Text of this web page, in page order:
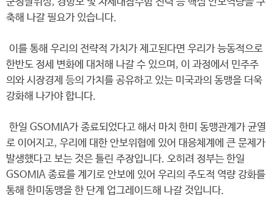
축해 나갈 필요가 있습니다.
이를 통해 우리의 전략적 가치가 제고된다면 우리가 능동적으로
한반도 정세 변화에 대처해 나갈 수 있으며, 이 과정에서 민주주
의와 시장경제 등의 가치를 공유하고 있는 미국과의 동맹을 더욱
강화해 나가야 합니다.
한일 GSOMIA가 종료되었다고 해서 마치 한미 동맹관계가 균열
로 이어지고, 우리에 대한 안보위협에 있어 대응체계에 큰 문제가
발생했다고 보는 것은 틀린 주장입니다. 오히려 정부는 한일
GSOMIA 종료를 계기로 안보에 있어 우리의 주도적 역량 강화를
통해 한미동맹을 한 단계 업그레이드해 나갈 것입니다.